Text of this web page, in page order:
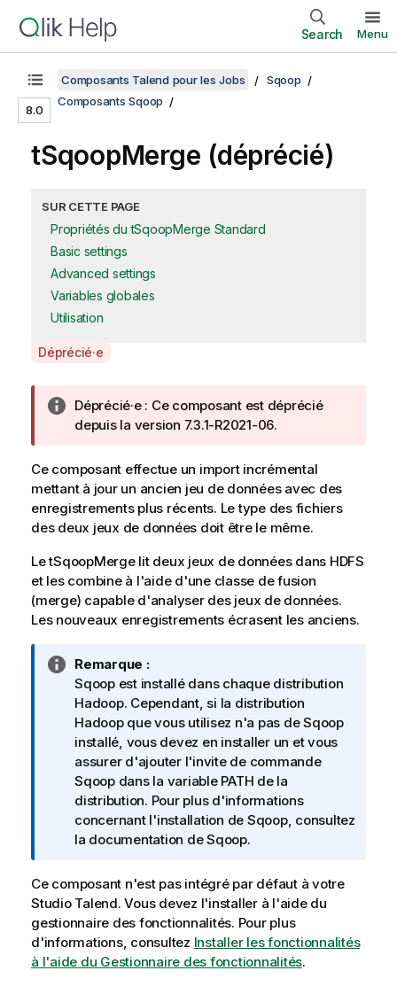
Search Menu
8.0
Composants Talend pour les Jobs
Sqoop
Composants Sqoop
tSqoopMerge (déprécié)
SUR CETTE PAGE
Propriétés du tSqoopMerge Standard
Basic settings
Advanced settings
Variables globales
Utilisation
A
a
a
b
i
l
i
y
-
n
o
t
Déprécié·e
N
o
e
I
n
f
r
m
a
t
o
n
s
Déprécié·e : Ce composant est déprécié
depuis la version 7.3.1-R2021-06.
Ce composant effectue un import incrémental
mettant à jour un ancien jeu de données avec des
enregistrements plus récents. Le type des fichiers
des deux jeux de données doit être le même.
LetSqoopMergelit deux jeux de données dans HDFS
et les combine à l'aide d'une classe de fusion
(merge) capable d'analyser des jeux de données.
Les nouveaux enregistrements écrasent les anciens.
N
o
t
e
I
n
f
o
r
m
t
i
o
n
s
Remarque :
Sqoop est installé dans chaque distribution
Hadoop. Cependant, si la distribution
Hadoop que vous utilisez n'a pas de Sqoop
installé, vous devez en installer un et vous
assurer d'ajouter l'invite de commande
Sqoop dans la variable PATH de la
distribution. Pour plus d'informations
concernant l'installation de Sqoop, consultez
la documentation de Sqoop.
Ce composant n'est pas intégré par défaut à votre
Studio Talend. Vous devez l'installer à l'aide du
gestionnaire des fonctionnalités. Pour plus
d'informations, consultez Installer les fonctionnalités
à l'aide du Gestionnaire des fonctionnalités.